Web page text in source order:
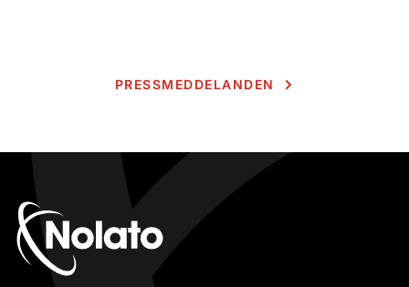
PRESSMEDDELANDEN